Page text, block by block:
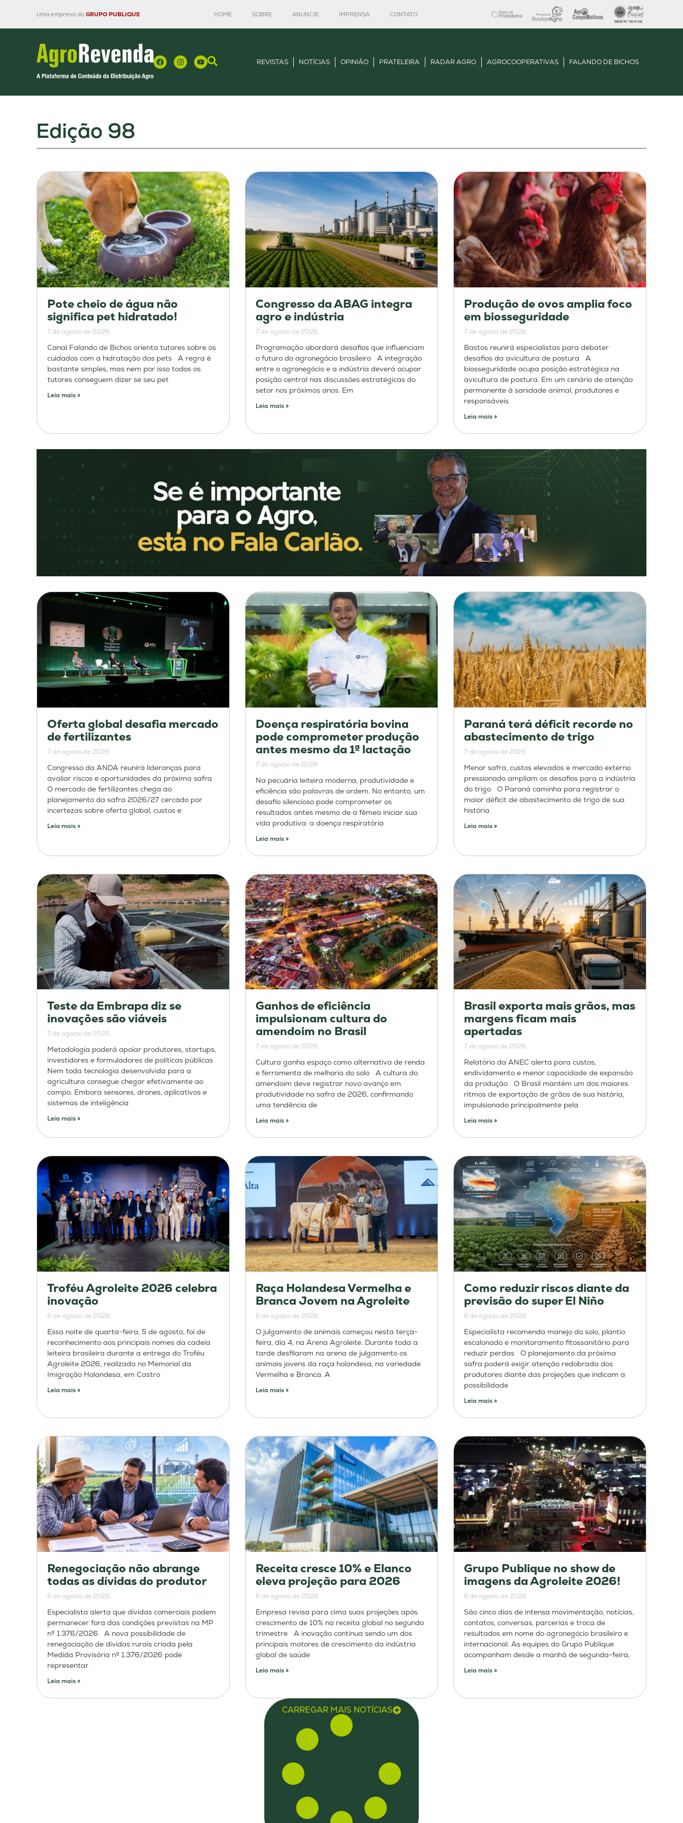
Uma empresa do GRUPO PUBLIQUE HOME SOBRE ANUNCIE IMPRENSA CONTATO
REVISTAS NOTÍCIAS OPINIÃO PRATELEIRA RADAR AGRO AGROCOOPERATIVAS FALANDO DE BICHOS
Edição 98
Pote cheio de água não
significa pet hidratado!
7 de agosto de 2026
Canal Falando de Bichos orienta tutores sobre os
cuidados com a hidratação dos pets A regra é
bastante simples, mas nem por isso todos os
tutores conseguem dizer se seu pet
Leia mais »
Congresso da ABAG integra
agro e indústria
7 de agosto de 2026
Programação abordará desafios que influenciam
o futuro do agronegócio brasileiro A integração
entre o agronegócio e a indústria deverá ocupar
posição central nas discussões estratégicas do
setor nos próximos anos. Em
Leia mais »
Produção de ovos amplia foco
em biosseguridade
7 de agosto de 2026
Bastos reunirá especialistas para debater
desafios da avicultura de postura A
biosseguridade ocupa posição estratégica na
avicultura de postura. Em um cenário de atenção
permanente à sanidade animal, produtores e
responsáveis
Leia mais »
Oferta global desafia mercado
de fertilizantes
7 de agosto de 2026
Congresso da ANDA reunirá lideranças para
avaliar riscos e oportunidades da próxima safra
O mercado de fertilizantes chega ao
planejamento da safra 2026/27 cercado por
incertezas sobre oferta global, custos e
Leia mais »
Doença respiratória bovina
pode comprometer produção
antes mesmo da 1ª lactação
7 de agosto de 2026
Na pecuária leiteira moderna, produtividade e
eficiência são palavras de ordem. No entanto, um
desafio silencioso pode comprometer os
resultados antes mesmo de a fêmea iniciar sua
vida produtiva: a doença respiratória
Leia mais »
Paraná terá déficit recorde no
abastecimento de trigo
7 de agosto de 2026
Menor safra, custos elevados e mercado externo
pressionado ampliam os desafios para a indústria
do trigo O Paraná caminha para registrar o
maior déficit de abastecimento de trigo de sua
história.
Leia mais »
Teste da Embrapa diz se
inovações são viáveis
7 de agosto de 2026
Metodologia poderá apoiar produtores, startups,
investidores e formuladores de políticas públicas
Nem toda tecnologia desenvolvida para a
agricultura consegue chegar efetivamente ao
campo. Embora sensores, drones, aplicativos e
sistemas de inteligência
Leia mais »
Ganhos de eficiência
impulsionam cultura do
amendoim no Brasil
7 de agosto de 2026
Cultura ganha espaço como alternativa de renda
e ferramenta de melhoria do solo A cultura do
amendoim deve registrar novo avanço em
produtividade na safra de 2026, confirmando
uma tendência de
Leia mais »
Brasil exporta mais grãos, mas
margens ficam mais
apertadas
7 de agosto de 2026
Relatório da ANEC alerta para custos,
endividamento e menor capacidade de expansão
da produção O Brasil mantém um dos maiores
ritmos de exportação de grãos de sua história,
impulsionado principalmente pela
Leia mais »
Troféu Agroleite 2026 celebra
inovação
6 de agosto de 2026
Essa noite de quarta-feira, 5 de agosto, foi de
reconhecimento aos principais nomes da cadeia
leiteira brasileira durante a entrega do Troféu
Agroleite 2026, realizada no Memorial da
Imigração Holandesa, em Castro
Leia mais »
Raça Holandesa Vermelha e
Branca Jovem na Agroleite
6 de agosto de 2026
O julgamento de animais começou nesta terça-
feira, dia 4, na Arena Agroleite. Durante toda a
tarde desfilaram na arena de julgamento os
animais jovens da raça holandesa, na variedade
Vermelha e Branca. A
Leia mais »
Como reduzir riscos diante da
previsão do super El Niño
6 de agosto de 2026
Especialista recomenda manejo do solo, plantio
escalonado e monitoramento fitossanitário para
reduzir perdas O planejamento da próxima
safra poderá exigir atenção redobrada dos
produtores diante das projeções que indicam a
possibilidade
Leia mais »
Renegociação não abrange
todas as dívidas do produtor
6 de agosto de 2026
Especialista alerta que dívidas comerciais podem
permanecer fora das condições previstas na MP
nº 1.376/2026 A nova possibilidade de
renegociação de dívidas rurais criada pela
Medida Provisória nº 1.376/2026 pode
representar
Leia mais »
Receita cresce 10% e Elanco
eleva projeção para 2026
6 de agosto de 2026
Empresa revisa para cima suas projeções após
crescimento de 10% na receita global no segundo
trimestre A inovação continua sendo um dos
principais motores de crescimento da indústria
global de saúde
Leia mais »
Grupo Publique no show de
imagens da Agroleite 2026!
6 de agosto de 2026
São cinco dias de intensa movimentação, notícias,
contatos, conversas, parcerias e troca de
resultados em nome do agronegócio brasileiro e
internacional. As equipes do Grupo Publique
acompanham desde a manhã de segunda-feira,
Leia mais »
CARREGAR MAIS NOTÍCIAS